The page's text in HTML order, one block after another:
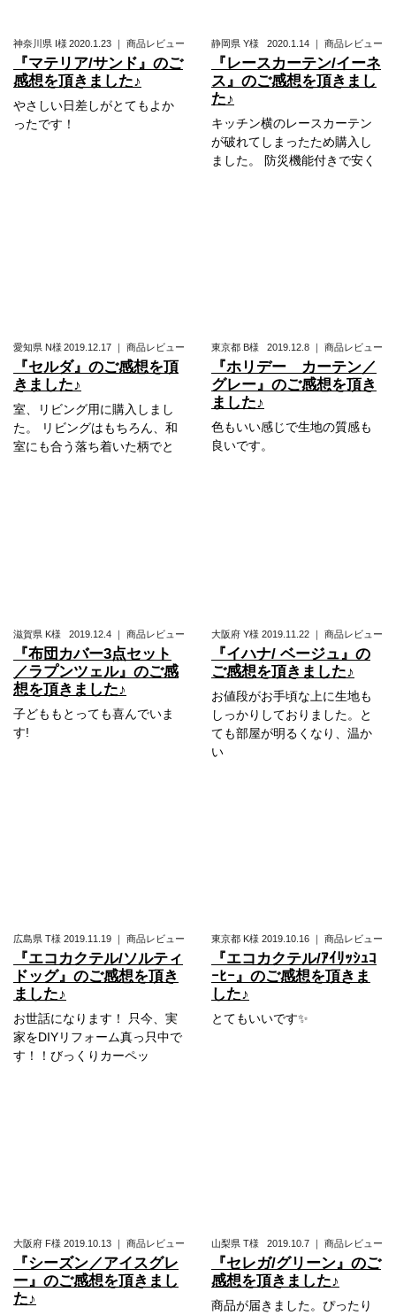
神奈川県 I様2020.1.23 ｜ 商品レビュー
『マテリア/サンド』のご
感想を頂きました♪
やさしい日差しがとてもよか
ったです！
静岡県 Y様 2020.1.14 ｜ 商品レビュー
『レースカーテン/イーネ
ス』のご感想を頂きまし
た♪
キッチン横のレースカーテン
が破れてしまったため購入し
ました。 防災機能付きで安く
愛知県 N様2019.12.17 ｜ 商品レビュー
『セルダ』のご感想を頂
きました♪
室、リビング用に購入しまし
た。 リビングはもちろん、和
室にも合う落ち着いた柄でと
東京都 B様 2019.12.8 ｜ 商品レビュー
『ホリデー カーテン／
グレー』のご感想を頂き
ました♪
色もいい感じで生地の質感も
良いです。
滋賀県 K様 2019.12.4 ｜ 商品レビュー
『布団カバー3点セット
／ラプンツェル』のご感
想を頂きました♪
子どももとっても喜んでいま
す!
大阪府 Y様 2019.11.22 ｜ 商品レビュー
『イハナ/ ベージュ』の
ご感想を頂きました♪
お値段がお手頃な上に生地も
しっかりしておりました。と
ても部屋が明るくなり、温か
い
広島県 T様 2019.11.19 ｜ 商品レビュー
『エコカクテル/ソルティ
ドッグ』のご感想を頂き
ました♪
お世話になります！ 只今、実
家をDIYリフォーム真っ只中で
す！！びっくりカーペッ
東京都 K様 2019.10.16 ｜ 商品レビュー
『エコカクテル/ｱｲﾘｯｼｭｺ
ｰﾋｰ』のご感想を頂きま
した♪
とてもいいです✨
大阪府 F様 2019.10.13 ｜ 商品レビュー
『シーズン／アイスグレ
ー』のご感想を頂きまし
た♪
山梨県 T様 2019.10.7 ｜ 商品レビュー
『セレガ/グリーン』のご
感想を頂きました♪
商品が届きました。ぴったり